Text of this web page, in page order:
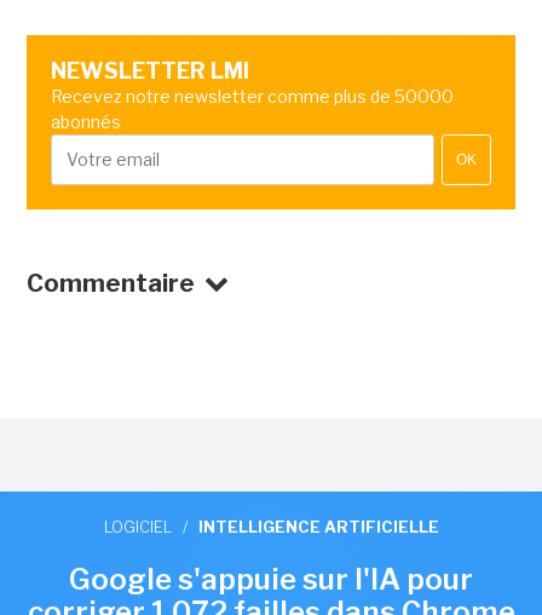
NEWSLETTER LMI
Recevez notre newsletter comme plus de 50000
abonnés
OK
Commentaire
LOGICIEL / INTELLIGENCE ARTIFICIELLE
Google s'appuie sur l'IA pour